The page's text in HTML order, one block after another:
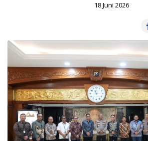
18 Juni 2026